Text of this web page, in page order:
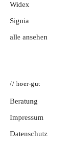
Widex
Signia
alle ansehen
// hoer-gut
Beratung
Impressum
Datenschutz